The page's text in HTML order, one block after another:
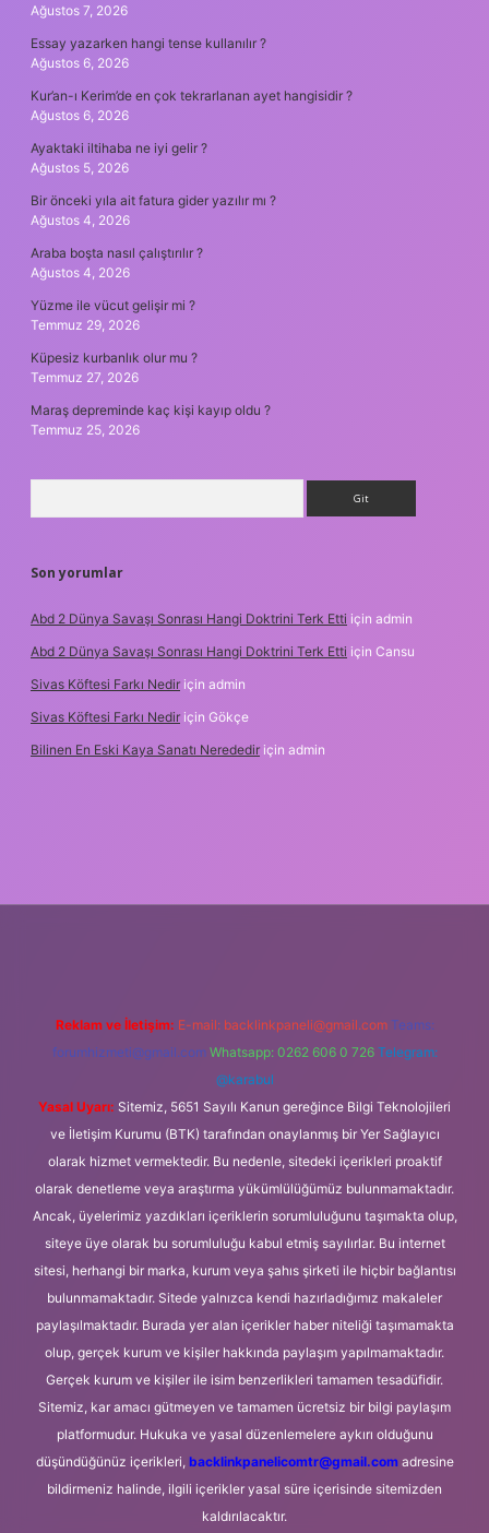
Ağustos 7, 2026
Essay yazarken hangi tense kullanılır ?
Ağustos 6, 2026
Kur’an-ı Kerim’de en çok tekrarlanan ayet hangisidir ?
Ağustos 6, 2026
Ayaktaki iltihaba ne iyi gelir ?
Ağustos 5, 2026
Bir önceki yıla ait fatura gider yazılır mı ?
Ağustos 4, 2026
Araba boşta nasıl çalıştırılır ?
Ağustos 4, 2026
Yüzme ile vücut gelişir mi ?
Temmuz 29, 2026
Küpesiz kurbanlık olur mu ?
Temmuz 27, 2026
Maraş depreminde kaç kişi kayıp oldu ?
Temmuz 25, 2026
Son yorumlar
Abd 2 Dünya Savaşı Sonrası Hangi Doktrini Terk Etti için admin
Abd 2 Dünya Savaşı Sonrası Hangi Doktrini Terk Etti için Cansu
Sivas Köftesi Farkı Nedir için admin
Sivas Köftesi Farkı Nedir için Gökçe
Bilinen En Eski Kaya Sanatı Nerededir için admin
Reklam ve İletişim: E-mail: backlinkpaneli@gmail.com Teams:
forumhizmeti@gmail.com Whatsapp: 0262 606 0 726 Telegram:
@karabul
Yasal Uyarı: Sitemiz, 5651 Sayılı Kanun gereğince Bilgi Teknolojileri
ve İletişim Kurumu (BTK) tarafından onaylanmış bir Yer Sağlayıcı
olarak hizmet vermektedir. Bu nedenle, sitedeki içerikleri proaktif
olarak denetleme veya araştırma yükümlülüğümüz bulunmamaktadır.
Ancak, üyelerimiz yazdıkları içeriklerin sorumluluğunu taşımakta olup,
siteye üye olarak bu sorumluluğu kabul etmiş sayılırlar. Bu internet
sitesi, herhangi bir marka, kurum veya şahıs şirketi ile hiçbir bağlantısı
bulunmamaktadır. Sitede yalnızca kendi hazırladığımız makaleler
paylaşılmaktadır. Burada yer alan içerikler haber niteliği taşımamakta
olup, gerçek kurum ve kişiler hakkında paylaşım yapılmamaktadır.
Gerçek kurum ve kişiler ile isim benzerlikleri tamamen tesadüfidir.
Sitemiz, kar amacı gütmeyen ve tamamen ücretsiz bir bilgi paylaşım
platformudur. Hukuka ve yasal düzenlemelere aykırı olduğunu
düşündüğünüz içerikleri, backlinkpanelicomtr@gmail.comadresine
bildirmeniz halinde, ilgili içerikler yasal süre içerisinde sitemizden
kaldırılacaktır.